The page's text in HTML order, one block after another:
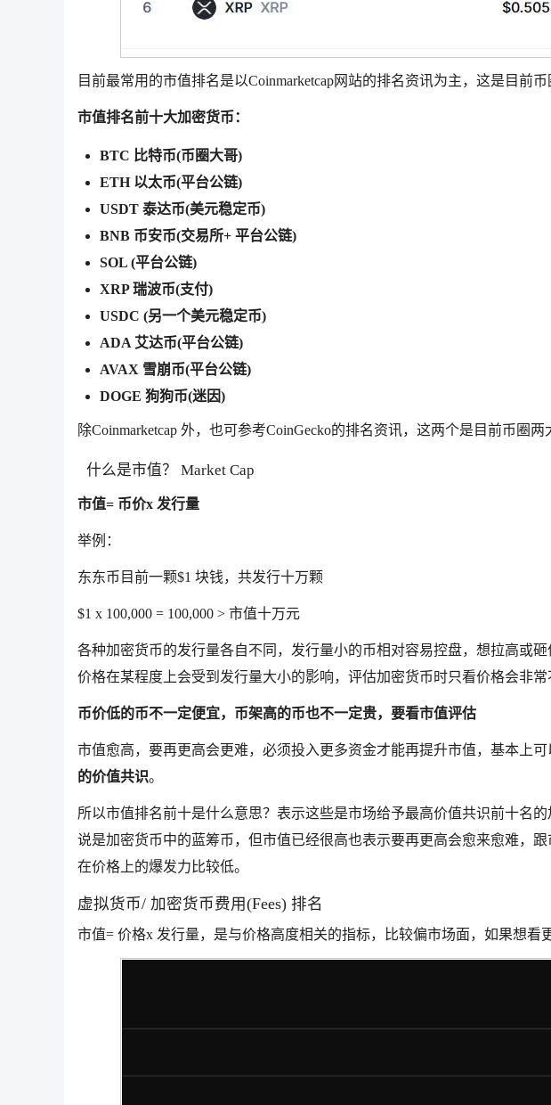
目前最常用的市值排名是以Coinmarketcap网站的排名资讯为主，这是目前
市值排名前十大加密货币：
BTC 比特币(币圈大哥)
ETH 以太币(平台公链)
USDT 泰达币(美元稳定币)
BNB 币安币(交易所+ 平台公链)
SOL (平台公链)
XRP 瑞波币(支付)
USDC (另一个美元稳定币)
ADA 艾达币(平台公链)
AVAX 雪崩币(平台公链)
DOGE 狗狗币(迷因)
除Coinmarketcap 外，也可参考CoinGecko的排名资讯，这两个是目前币圈两
什么是市值？ Market Cap
市值= 币价x 发行量
举例：
东东币目前一颗$1 块钱，共发行十万颗
$1 x 100,000 = 100,000 > 市值十万元
各种加密货币的发行量各自不同，发行量小的币相对容易控盘，想拉高或
价格在某程度上会受到发行量大小的影响，评估加密货币时只看价格会非
币价低的币不一定便宜，币架高的币也不一定贵，要看市值评估
市值愈高，要再更高会更难，必须投入更多资金才能再提升市值，基本上
的价值共识。
所以市值排名前十是什么意思？表示这些是市场给予最高价值共识前十名
说是加密货币中的蓝筹币，但市值已经很高也表示要再更高会愈来愈难，
在价格上的爆发力比较低。
虚拟货币/ 加密货币费用(Fees) 排名
市值= 价格x 发行量，是与价格高度相关的指标，比较偏市场面，如果想看